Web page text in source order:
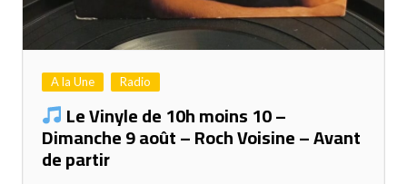
A la Une Radio
Le Vinyle de 10h moins 10 –
Dimanche 9 août – Roch Voisine – Avant
de partir